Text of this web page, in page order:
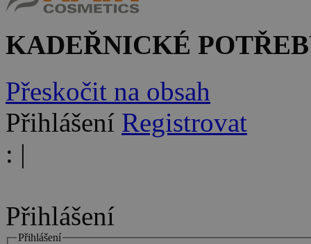
KADEŘNICKÉ
Přeskočit na obsah
Přihlášení Registrovat
: |
Přihlášení
Přihlášení